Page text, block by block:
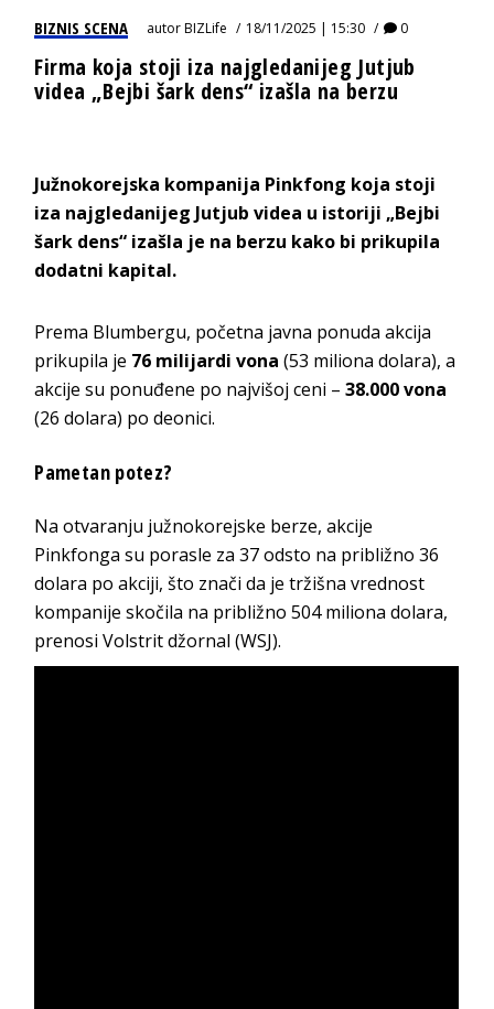
BIZNIS SCENA autorBIZLife 18/11/2025 | 15:30 0
Firma koja stoji iza najgledanijeg Jutjub
videa „Bejbi šark dens“ izašla na berzu
Južnokorejska kompanija Pinkfong koja stoji
iza najgledanijeg Jutjub videa u istoriji „Bejbi
šark dens“ izašla je na berzu kako bi prikupila
dodatni kapital.
Prema Blumbergu, početna javna ponuda akcija
prikupila je 76 milijardi vona (53 miliona dolara), a
akcije su ponuđene po najvišoj ceni –38.000 vona
(26 dolara) po deonici.
Pametan potez?
Na otvaranju južnokorejske berze, akcije
Pinkfonga su porasle za 37 odsto na približno 36
dolara po akciji, što znači da je tržišna vrednost
kompanije skočila na približno 504 miliona dolara,
prenosi Volstrit džornal (WSJ).